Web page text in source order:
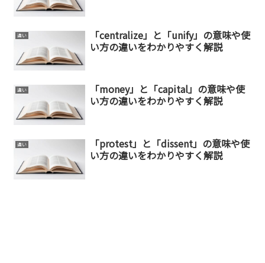
違い
「centralize」と「unify」の意味や使
い方の違いをわかりやすく解説
違い
「money」と「capital」の意味や使
い方の違いをわかりやすく解説
違い
「protest」と「dissent」の意味や使
い方の違いをわかりやすく解説